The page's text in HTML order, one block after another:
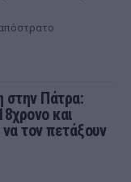
στην Πάτρα:
και
τον πετάξουν